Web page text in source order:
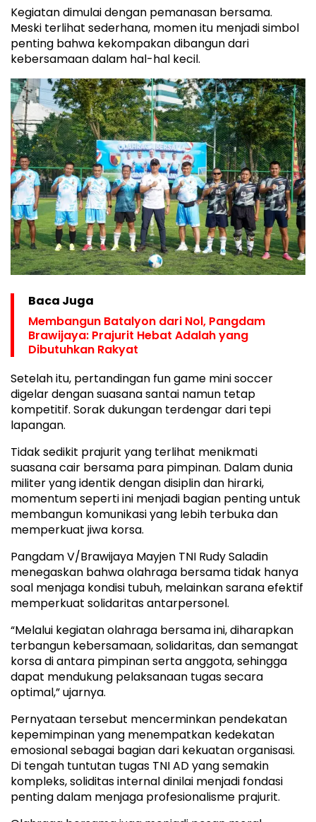
Kegiatan dimulai dengan pemanasan bersama.
Meski terlihat sederhana, momen itu menjadi simbol
penting bahwa kekompakan dibangun dari
kebersamaan dalam hal-hal kecil.
Baca Juga
Membangun Batalyon dari Nol, Pangdam
Brawijaya: Prajurit Hebat Adalah yang
Dibutuhkan Rakyat
Setelah itu, pertandingan fun game mini soccer
digelar dengan suasana santai namun tetap
kompetitif. Sorak dukungan terdengar dari tepi
lapangan.
Tidak sedikit prajurit yang terlihat menikmati
suasana cair bersama para pimpinan. Dalam dunia
militer yang identik dengan disiplin dan hirarki,
momentum seperti ini menjadi bagian penting untuk
membangun komunikasi yang lebih terbuka dan
memperkuat jiwa korsa.
Pangdam V/Brawijaya Mayjen TNI Rudy Saladin
menegaskan bahwa olahraga bersama tidak hanya
soal menjaga kondisi tubuh, melainkan sarana efektif
memperkuat solidaritas antarpersonel.
“Melalui kegiatan olahraga bersama ini, diharapkan
terbangun kebersamaan, solidaritas, dan semangat
korsa di antara pimpinan serta anggota, sehingga
dapat mendukung pelaksanaan tugas secara
optimal,” ujarnya.
Pernyataan tersebut mencerminkan pendekatan
kepemimpinan yang menempatkan kedekatan
emosional sebagai bagian dari kekuatan organisasi.
Di tengah tuntutan tugas TNI AD yang semakin
kompleks, soliditas internal dinilai menjadi fondasi
penting dalam menjaga profesionalisme prajurit.